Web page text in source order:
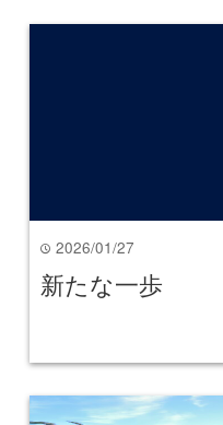
time 2026/01/27
新たな一歩